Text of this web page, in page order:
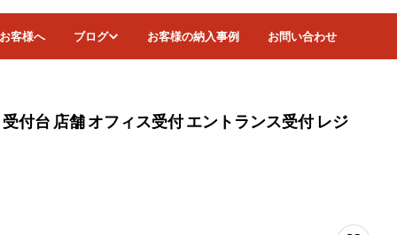
ト
客様へ ブログ お客様の納入事例 お問い合わせ
付台 店舗 オフィス受付 エントランス受付 レジ